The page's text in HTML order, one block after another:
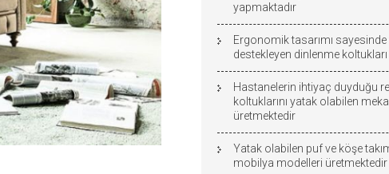
yapmaktadır
Ergonomik tasarımı sayesinde
destekleyen dinlenme
Hastanelerin ihtiyaç duyduğu
koltuklarını yatak olabilen
üretmektedir
Yatak olabilen puf ve köşe
mobilya modelleri üretmektedir